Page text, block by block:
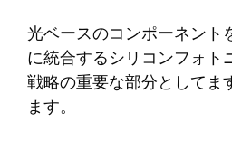
光ベースのコンポーネント
に統合するシリコンフォト
戦略の重要な部分としてま
ます。